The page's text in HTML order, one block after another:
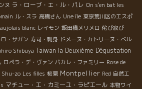
ヌ ラ・ローブ・エ・ル・パレ On s'en bat les
ル・スラ 高橋さん Une île 東京荒川区のエスポ
blanc レイモン 飯田橋メリメロ 侘び寂び
・サガン 寿司・刺身 ドメーヌ・カトリーヌ・ベル
Shibuya Taiwan la Deuxième Dégustation
ロペラ・デ・ヴァン パカレ・ファミリー Rose de
zo Les filles 桜見 Montpellier Red 自然エ
マチュー・エ・カミーユ・ラピエール 本物ワイ